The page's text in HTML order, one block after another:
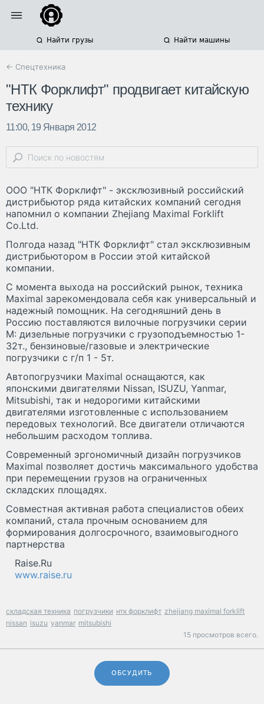
Найти грузы Найти машины
← Спецтехника
"НТК Форклифт" продвигает китайскую
технику
11:00, 19 Января 2012
ООО "НТК Форклифт" - эксклюзивный российский
дистрибьютор ряда китайских компаний сегодня
напомнил о компании Zhejiang Maximal Forklift
Co.Ltd.
Полгода назад "НТК Форклифт" стал эксклюзивным
дистрибьютором в России этой китайской
компании.
C момента выхода на российский рынок, техника
Maximal зарекомендовала себя как универсальный и
надежный помощник. На сегодняшний день в
Россию поставляются вилочные погрузчики серии
М: дизельные погрузчики с грузоподъемностью 1-
32т., бензиновые/газовые и электрические
погрузчики с г/п 1 - 5т.
Автопогрузчики Maximal оснащаются, как
японскими двигателями Nissan, ISUZU, Yanmar,
Mitsubishi, так и недорогими китайскими
двигателями изготовленные с использованием
передовых технологий. Все двигатели отличаются
небольшим расходом топлива.
Современный эргономичный дизайн погрузчиков
Maximal позволяет достичь максимального удобства
при перемещении грузов на ограниченных
складских площадях.
Совместная активная работа специалистов обеих
компаний, стала прочным основанием для
формирования долгосрочного, взаимовыгодного
партнерства
Raise.Ru
www.raise.ru
складская техника погрузчики нтк форклифт zhejiang maximal forklift
nissan isuzu yanmar mitsubishi
15 просмотров всего.
ОБСУДИТЬ